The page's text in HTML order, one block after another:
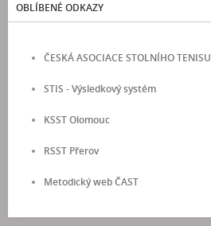
OBLÍBENÉ ODKAZY
ČESKÁ ASOCIACE STOLNÍHO TENISU
STIS - Výsledkový systém
KSST Olomouc
RSST Přerov
Metodický web ČAST